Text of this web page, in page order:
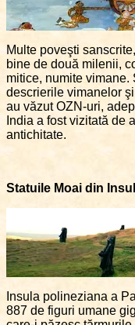
Multe poveşti
bine de două milenii,
mitice, numite
descrierile vimanelor
au văzut OZN-uri,
India a fost vizitată de
antichitate.
Statuile Moai din
Insula polineziana a
887 de figuri umane